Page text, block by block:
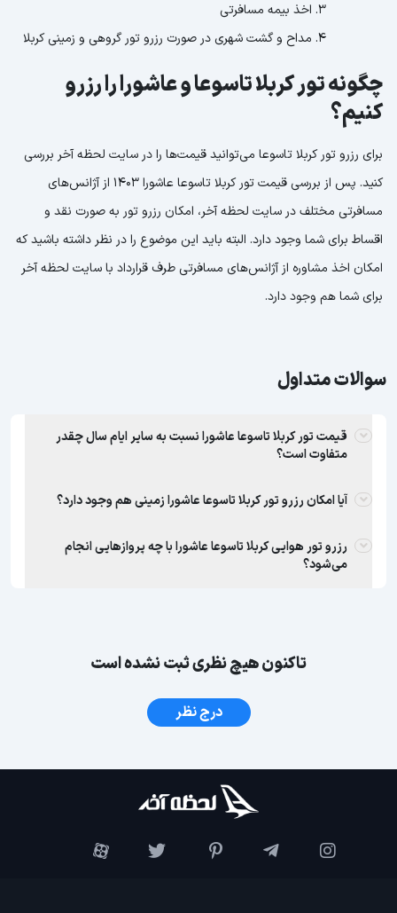
اخذ بیمه مسافرتی
مداح و گشت شهری در صورت رزرو تور گروهی و زمینی کربلا
چگونه تور کربلا تاسوعا و عاشورا را رزرو
کنیم؟
برای رزرو تور کربلا تاسوعا می‌توانید قیمت‌ها را در سایت لحظه آخر بررسی
کنید. پس از بررسی قیمت تور کربلا تاسوعا عاشورا 1403 از آژانس‌های
مسافرتی مختلف در سایت لحظه آخر، امکان رزرو تور به صورت نقد و
اقساط برای شما وجود دارد. البته باید این موضوع را در نظر داشته باشید که
امکان اخذ مشاوره از آژانس‌های مسافرتی طرف قرارداد با سایت لحظه آخر
برای شما هم وجود دارد.
سوالات متداول
قیمت تور کربلا تاسوعا عاشورا نسبت به سایر ایام سال چقدر
متفاوت است؟
آیا امکان رزرو تور کربلا تاسوعا عاشورا زمینی هم وجود دارد؟
رزرو تور هوایی کربلا تاسوعا عاشورا با چه پروازهایی انجام
می‌شود؟
تاکنون هیچ نظری ثبت نشده است
درج نظر